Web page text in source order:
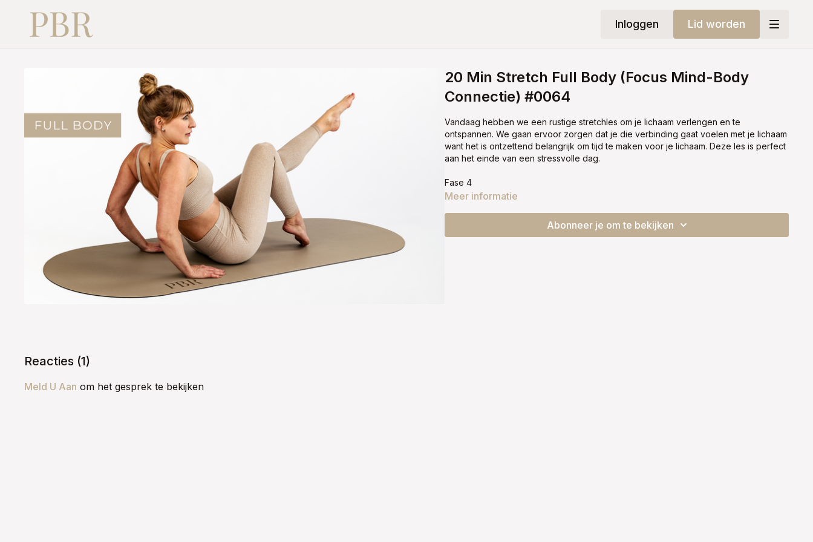
Inloggen Lid worden
20 Min Stretch Full Body (Focus Mind-Body
Connectie) #0064
Vandaag hebben we een rustige stretchles om je lichaam verlengen en te
ontspannen. We gaan ervoor zorgen dat je die verbinding gaat voelen met je lichaam
want het is ontzettend belangrijk om tijd te maken voor je lichaam. Deze les is perfect
aan het einde van een stressvolle dag.
Fase 4
Meer informatie
Abonneer je om te bekijken
Reacties (1)
Meld U Aan om het gesprek te bekijken